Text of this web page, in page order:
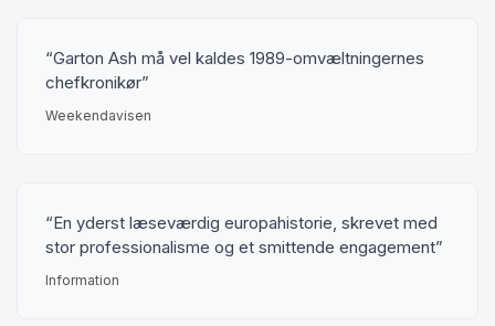
Garton Ash må vel kaldes 1989-omvæltningernes
chefkronikør
Weekendavisen
En yderst læseværdig europahistorie, skrevet med
stor professionalisme og et smittende engagement
Information